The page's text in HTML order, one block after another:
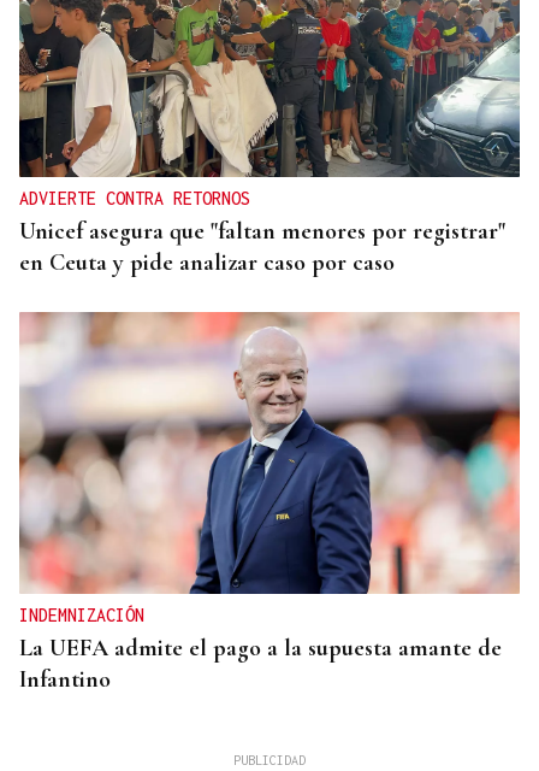
ADVIERTE CONTRA RETORNOS
Unicef asegura que "faltan menores por registrar"
en Ceuta y pide analizar caso por caso
INDEMNIZACIÓN
La UEFA admite el pago a la supuesta amante de
Infantino